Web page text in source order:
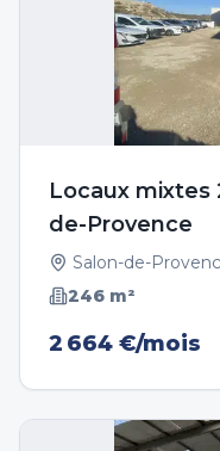
Locaux mixtes
de-Provence
Salon-de-
246 m²
2 664 €/mois